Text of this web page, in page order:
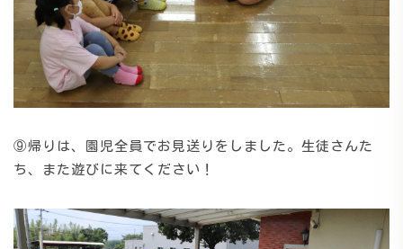
⑨帰りは、園児全員でお見送りをしました。生徒さんた
ち、また遊びに来てください！